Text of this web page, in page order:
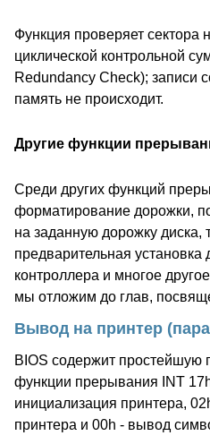
Функция проверяет сектора
циклической контрольной
Redundancy Check); записи
память не происходит.
Другие функции
Среди других функций
форматирование дорожки,
на заданную дорожку диска,
предварительная установка
контроллера и многое
мы отложим до глав,
Вывод на принтер
BIOS содержит простейшую
функции прерывания INT
инициализация принтера,
принтера и 00h - вывод